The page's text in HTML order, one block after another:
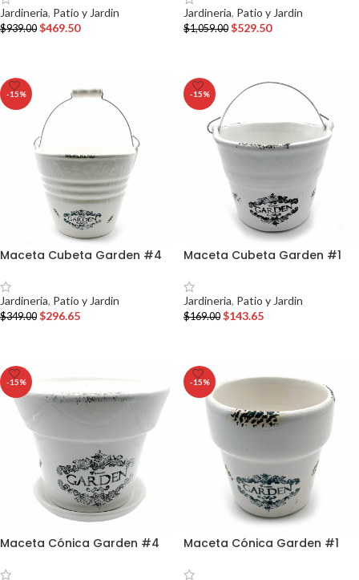
Jardineria, Patio y Jardin
$939.00 $469.50
Jardineria, Patio y Jardin
$1,059.00 $529.50
-15%
Maceta Cubeta Garden #4
Jardineria, Patio y Jardin
$349.00 $296.65
-15%
Maceta Cubeta Garden #1
Jardineria, Patio y Jardin
$169.00 $143.65
-15%
Maceta Cónica Garden #4
-15%
Maceta Cónica Garden #1